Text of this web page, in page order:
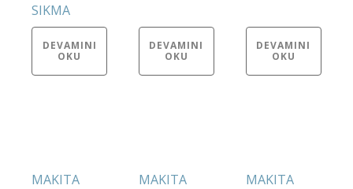
SIKMA
DEVAMINI
OKU
DEVAMINI
OKU
DEVAMINI
OKU
MAKITA
MAKITA
MAKITA